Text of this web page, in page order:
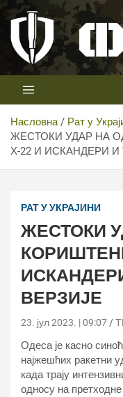
Скип
цонтент
Први војни канал у
Насловна
Рат у
ЖЕСТОКИ УДАР НА
Х-22 И ИСКАНДЕРИ И
РАТ У УКРАЈИНИ
ЖЕСТОКИ
ВЕРЗИЈЕ
23. јул 2023. | 09:07
Одеса је касно
најжешћих ракетни
када трају
односу на претходне